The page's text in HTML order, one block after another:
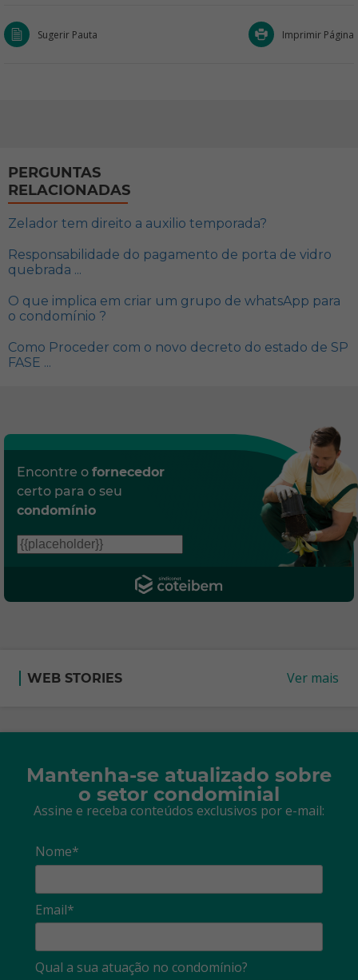
Sugerir Pauta Imprimir Página
PERGUNTAS
RELACIONADAS
Zelador tem direito a auxilio temporada?
Responsabilidade do pagamento de porta de vidro
quebrada ...
O que implica em criar um grupo de whatsApp para
o condomínio ?
Como Proceder com o novo decreto do estado de SP
FASE ...
Encontre o fornecedor
certo para o seu
condomínio
WEB STORIES Ver mais
Mantenha-se atualizado sobre
o setor condominial
Assine e receba conteúdos exclusivos por e-mail:
Nome*
Email*
Qual a sua atuação no condomínio?